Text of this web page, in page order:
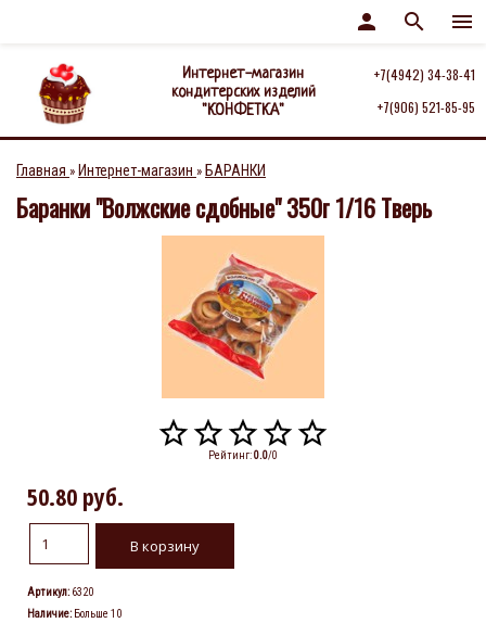
menu
search
person
Интернет-магазин
кондитерских изделий
"КОНФЕТКА"
+7(4942) 34-38-41
+7(906) 521-85-95
Главная » Интернет-магазин » БАРАНКИ
Баранки "Волжские сдобные" 350г 1/16 Тверь
Рейтинг:0.0/0
50.80 руб.
Артикул: 6320
Наличие: Больше 10